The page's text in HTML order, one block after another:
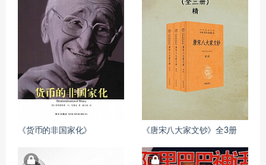
《货币的非国家化》 《唐宋八大家文钞》全3册